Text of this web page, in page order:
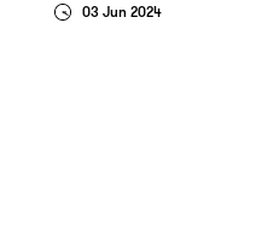
03 Jun 2024